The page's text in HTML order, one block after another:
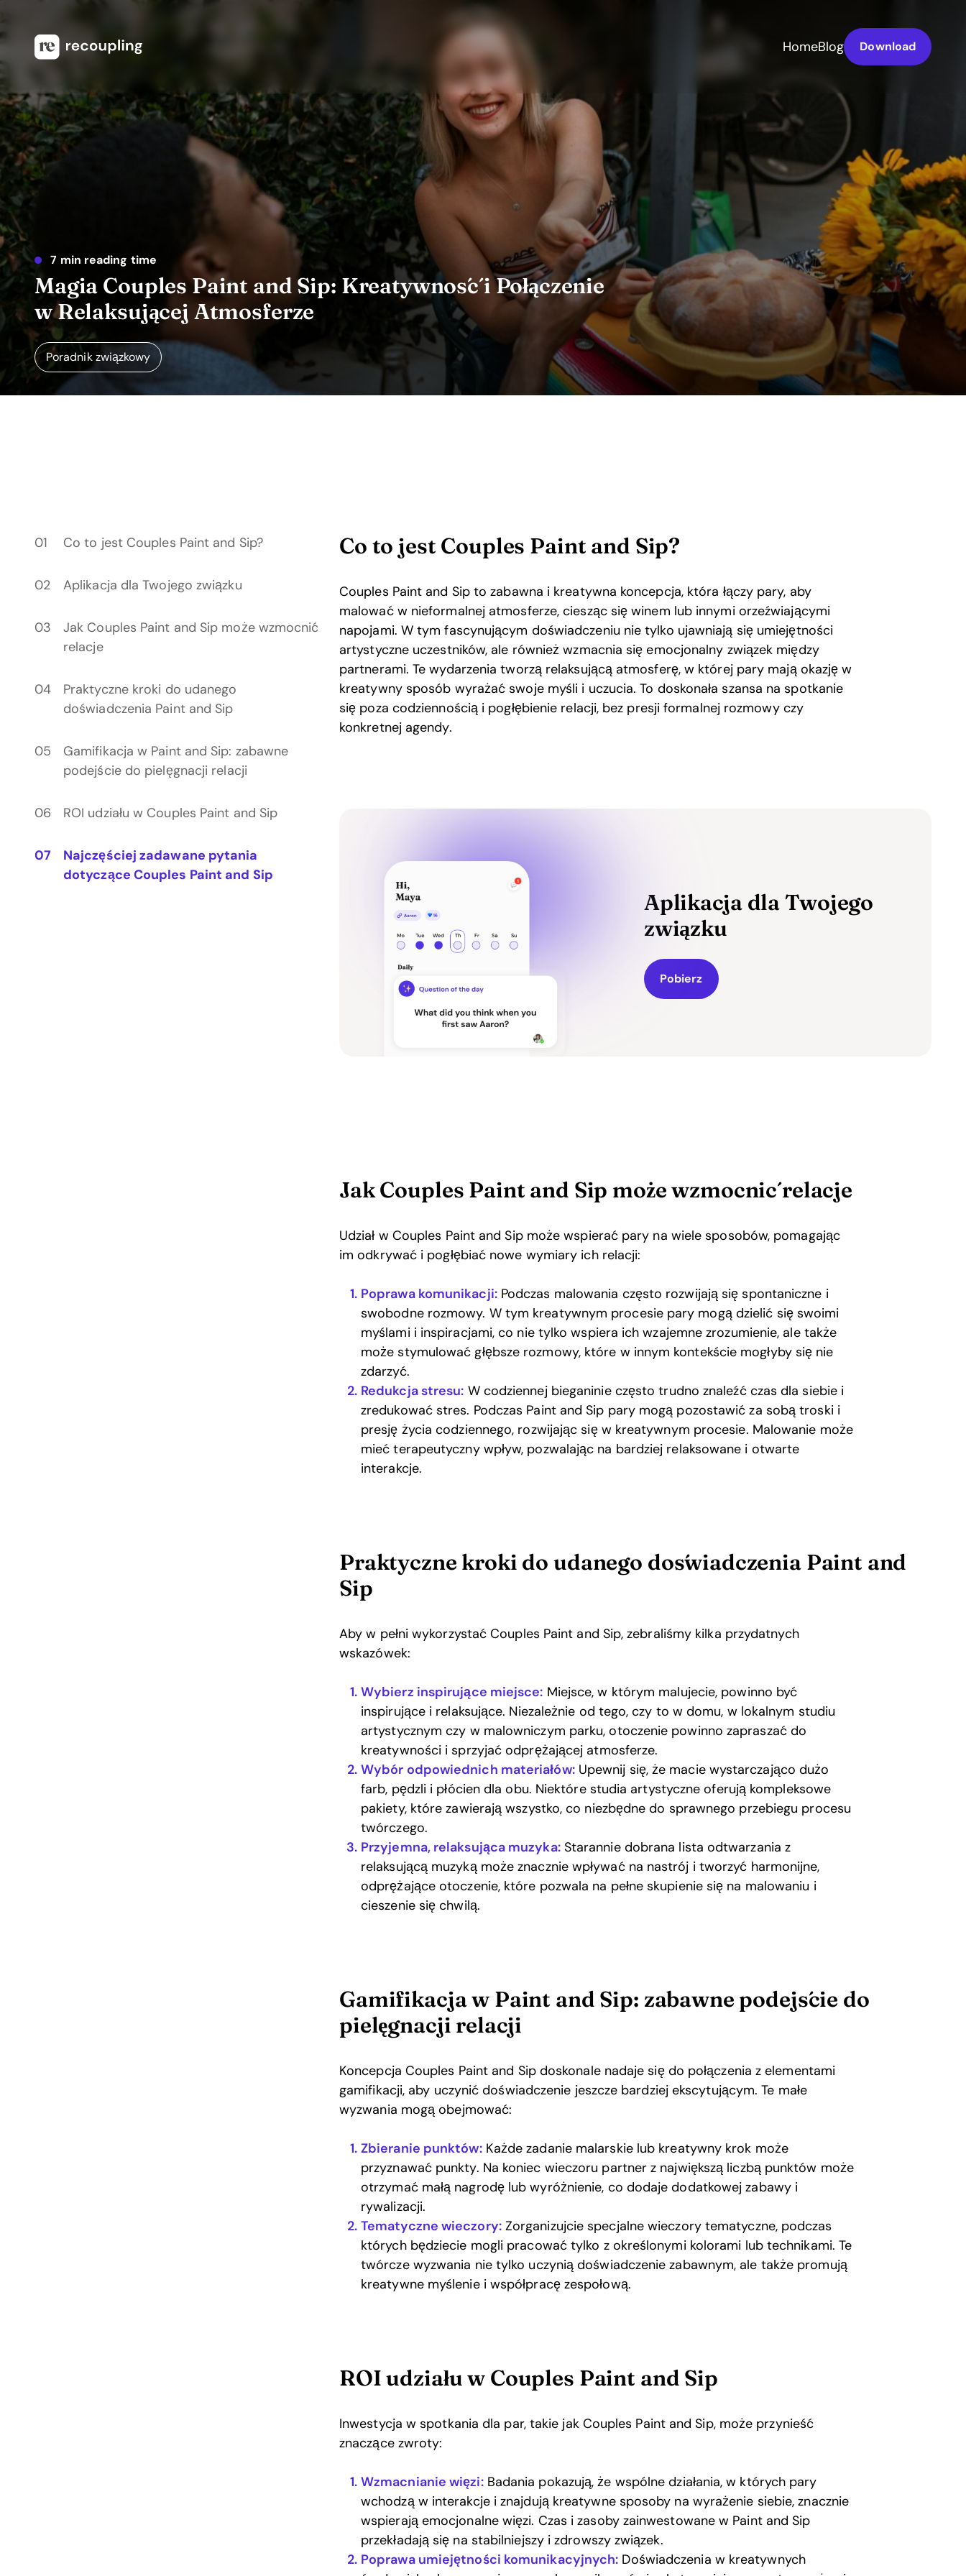
HomeBlog Download
7 min reading time
Magia Couples Paint and Sip: Kreatywność i Połączenie
w Relaksującej Atmosferze
Poradnik związkowy
Co to jest Couples Paint and Sip?
Aplikacja dla Twojego związku
Jak Couples Paint and Sip może wzmocnić
relacje
Praktyczne kroki do udanego
doświadczenia Paint and Sip
Gamifikacja w Paint and Sip: zabawne
podejście do pielęgnacji relacji
ROI udziału w Couples Paint and Sip
Najczęściej zadawane pytania
dotyczące Couples Paint and Sip
Co to jest Couples Paint and Sip?
Couples Paint and Sip to zabawna i kreatywna koncepcja, która łączy pary, aby
malować w nieformalnej atmosferze, ciesząc się winem lub innymi orzeźwiającymi
napojami. W tym fascynującym doświadczeniu nie tylko ujawniają się umiejętności
artystyczne uczestników, ale również wzmacnia się emocjonalny związek między
partnerami. Te wydarzenia tworzą relaksującą atmosferę, w której pary mają okazję w
kreatywny sposób wyrażać swoje myśli i uczucia. To doskonała szansa na spotkanie
się poza codziennością i pogłębienie relacji, bez presji formalnej rozmowy czy
konkretnej agendy.
Aplikacja dla Twojego
związku
Pobierz
Jak Couples Paint and Sip może wzmocnić relacje
Udział w Couples Paint and Sip może wspierać pary na wiele sposobów, pomagając
im odkrywać i pogłębiać nowe wymiary ich relacji:
Poprawa komunikacji:Podczas malowania często rozwijają się spontaniczne i
swobodne rozmowy. W tym kreatywnym procesie pary mogą dzielić się swoimi
myślami i inspiracjami, co nie tylko wspiera ich wzajemne zrozumienie, ale także
może stymulować głębsze rozmowy, które w innym kontekście mogłyby się nie
zdarzyć.
Redukcja stresu: W codziennej bieganinie często trudno znaleźć czas dla siebie i
zredukować stres. Podczas Paint and Sip pary mogą pozostawić za sobą troski i
presję życia codziennego, rozwijając się w kreatywnym procesie. Malowanie może
mieć terapeutyczny wpływ, pozwalając na bardziej relaksowane i otwarte
interakcje.
Praktyczne kroki do udanego doświadczenia Paint and
Sip
Aby w pełni wykorzystać Couples Paint and Sip, zebraliśmy kilka przydatnych
wskazówek:
Wybierz inspirujące miejsce: Miejsce, w którym malujecie, powinno być
inspirujące i relaksujące. Niezależnie od tego, czy to w domu, w lokalnym studiu
artystycznym czy w malowniczym parku, otoczenie powinno zapraszać do
kreatywności i sprzyjać odprężającej atmosferze.
Wybór odpowiednich materiałów:Upewnij się, że macie wystarczająco dużo
farb, pędzli i płócien dla obu. Niektóre studia artystyczne oferują kompleksowe
pakiety, które zawierają wszystko, co niezbędne do sprawnego przebiegu procesu
twórczego.
Przyjemna, relaksująca muzyka:Starannie dobrana lista odtwarzania z
relaksującą muzyką może znacznie wpływać na nastrój i tworzyć harmonijne,
odprężające otoczenie, które pozwala na pełne skupienie się na malowaniu i
cieszenie się chwilą.
Gamifikacja w Paint and Sip: zabawne podejście do
pielęgnacji relacji
Koncepcja Couples Paint and Sip doskonale nadaje się do połączenia z elementami
gamifikacji, aby uczynić doświadczenie jeszcze bardziej ekscytującym. Te małe
wyzwania mogą obejmować:
Zbieranie punktów:Każde zadanie malarskie lub kreatywny krok może
przyznawać punkty. Na koniec wieczoru partner z największą liczbą punktów może
otrzymać małą nagrodę lub wyróżnienie, co dodaje dodatkowej zabawy i
rywalizacji.
Tematyczne wieczory:Zorganizujcie specjalne wieczory tematyczne, podczas
których będziecie mogli pracować tylko z określonymi kolorami lub technikami. Te
twórcze wyzwania nie tylko uczynią doświadczenie zabawnym, ale także promują
kreatywne myślenie i współpracę zespołową.
ROI udziału w Couples Paint and Sip
Inwestycja w spotkania dla par, takie jak Couples Paint and Sip, może przynieść
znaczące zwroty:
Wzmacnianie więzi:Badania pokazują, że wspólne działania, w których pary
wchodzą w interakcje i znajdują kreatywne sposoby na wyrażenie siebie, znacznie
wspierają emocjonalne więzi. Czas i zasoby zainwestowane w Paint and Sip
przekładają się na stabilniejszy i zdrowszy związek.
Poprawa umiejętności komunikacyjnych: Doświadczenia w kreatywnych